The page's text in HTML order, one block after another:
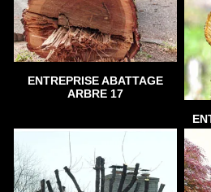
ENTREPRISE ABATTAGE
ARBRE 17